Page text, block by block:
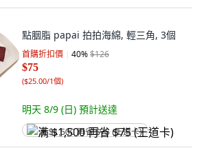
點胭脂 papai 拍拍海綿, 輕三角, 3個
首購折扣價 40%$126
$75
($25.00/1個)
明天 8/9 (日) 預計送達
满 $1,500 再省 $75 (王道卡)